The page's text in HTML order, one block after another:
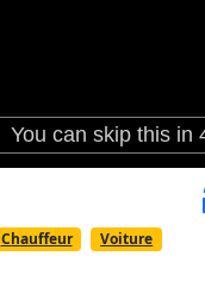
Chauffeur Voiture